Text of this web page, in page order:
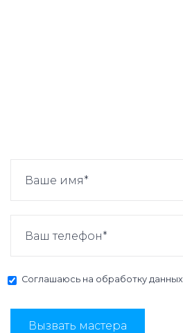
Соглашаюсь на обработку данных
Вызвать мастера